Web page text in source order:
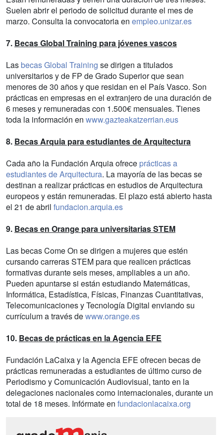
Suelen abrir el periodo de solicitud durante el mes de
marzo. Consulta la convocatoria en empleo.unizar.es
7. Becas Global Training para jóvenes vascos
Lasbecas Global Training se dirigen a titulados
universitarios y de FP de Grado Superior que sean
menores de 30 años y que residan en el País Vasco. Son
prácticas en empresas en el extranjero de una duración de
6 meses y remuneradas con 1.500€ mensuales. Tienes
toda la información en www.gazteakatzerrian.eus
8. Becas Arquia para estudiantes de Arquitectura
Cada año la Fundación Arquia ofrece prácticas a
estudiantes de Arquitectura. La mayoría de las becas se
destinan a realizar prácticas en estudios de Arquitectura
europeos y están remuneradas. El plazo está abierto hasta
el 21 de abril fundacion.arquia.es
9. Becas en Orange para universitarias STEM
Las becas Come On se dirigen a mujeres que estén
cursando carreras STEM para que realicen prácticas
formativas durante seis meses, ampliables a un año.
Pueden apuntarse si están estudiando Matemáticas,
Informática, Estadística, Físicas, Finanzas Cuantitativas,
Telecomunicaciones y Tecnología Digital enviando su
currículum a través dewww.orange.es
10. Becas de prácticas en la Agencia EFE
Fundación LaCaixa y la Agencia EFE ofrecen becas de
prácticas remuneradas a estudiantes de último curso de
Periodismo y Comunicación Audiovisual, tanto en la
delegaciones nacionales como internacionales, durante un
total de 18 meses. Infórmate en fundacionlacaixa.org